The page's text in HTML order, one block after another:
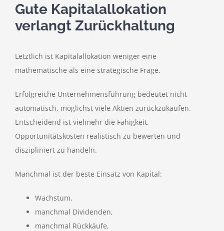
Gute Kapitalallokation
verlangt Zurückhaltung
Letztlich ist Kapitalallokation weniger eine
mathematische als eine strategische Frage.
Erfolgreiche Unternehmensführung bedeutet nicht
automatisch, möglichst viele Aktien zurückzukaufen.
Entscheidend ist vielmehr die Fähigkeit,
Opportunitätskosten realistisch zu bewerten und
diszipliniert zu handeln.
Manchmal ist der beste Einsatz von Kapital:
Wachstum,
manchmal Dividenden,
manchmal Rückkäufe,